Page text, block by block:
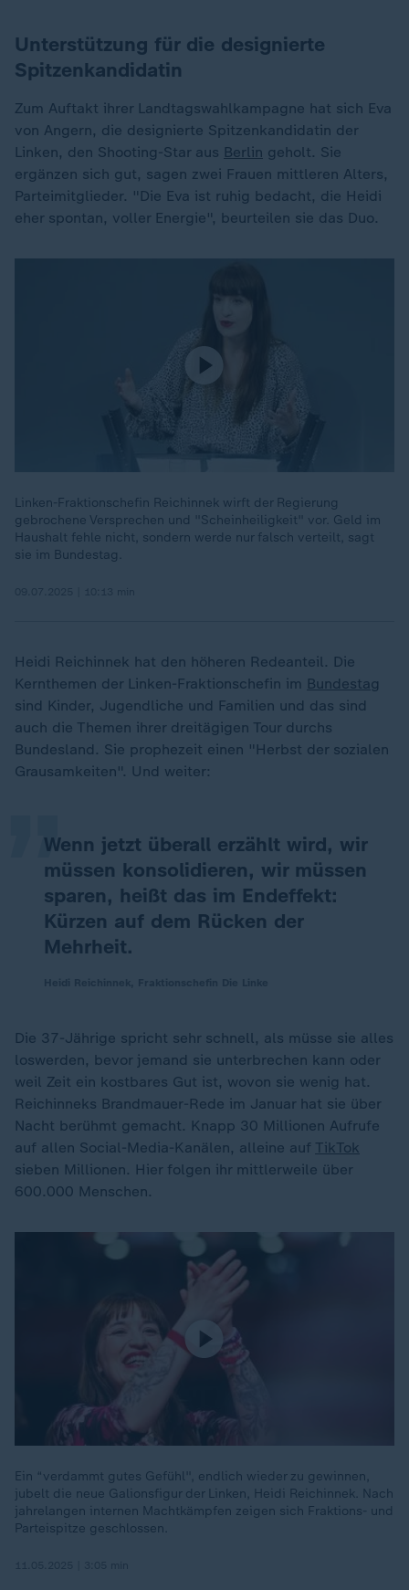
Unterstützung für die designierte
Spitzenkandidatin
Zum Auftakt ihrer Landtagswahlkampagne hat sich Eva
von Angern, die designierte Spitzenkandidatin der
Linken, den Shooting-Star aus Berlin geholt. Sie
ergänzen sich gut, sagen zwei Frauen mittleren Alters,
Parteimitglieder. "Die Eva ist ruhig bedacht, die Heidi
eher spontan, voller Energie", beurteilen sie das Duo.
Linken-Fraktionschefin Reichinnek wirft der Regierung
gebrochene Versprechen und "Scheinheiligkeit" vor. Geld im
Haushalt fehle nicht, sondern werde nur falsch verteilt, sagt
sie im Bundestag.
Heidi Reichinnek hat den höheren Redeanteil. Die
Kernthemen der Linken-Fraktionschefin im Bundestag
sind Kinder, Jugendliche und Familien und das sind
auch die Themen ihrer dreitägigen Tour durchs
Bundesland. Sie prophezeit einen "Herbst der sozialen
Grausamkeiten". Und weiter:
Wenn jetzt überall erzählt wird, wir
müssen konsolidieren, wir müssen
sparen, heißt das im Endeffekt:
Kürzen auf dem Rücken der
Mehrheit.
„
Die 37-Jährige spricht sehr schnell, als müsse sie alles
loswerden, bevor jemand sie unterbrechen kann oder
weil Zeit ein kostbares Gut ist, wovon sie wenig hat.
Reichinneks Brandmauer-Rede im Januar hat sie über
Nacht berühmt gemacht. Knapp 30 Millionen Aufrufe
auf allen Social-Media-Kanälen, alleine auf TikTok
sieben Millionen. Hier folgen ihr mittlerweile über
600.000 Menschen.
Ein “verdammt gutes Gefühl", endlich wieder zu gewinnen,
jubelt die neue Galionsfigur der Linken, Heidi Reichinnek. Nach
jahrelangen internen Machtkämpfen zeigen sich Fraktions- und
Parteispitze geschlossen.